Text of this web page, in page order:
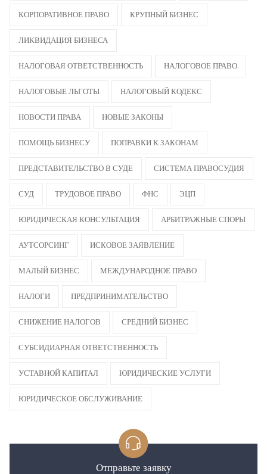
КОРПОРАТИВНОЕ ПРАВО КРУПНЫЙ БИЗНЕС
ЛИКВИДАЦИЯ БИЗНЕСА
НАЛОГОВАЯ ОТВЕТСТВЕННОСТЬ НАЛОГОВОЕ ПРАВО
НАЛОГОВЫЕ ЛЬГОТЫ НАЛОГОВЫЙ КОДЕКС
НОВОСТИ ПРАВА НОВЫЕ ЗАКОНЫ
ПОМОЩЬ БИЗНЕСУ ПОПРАВКИ К ЗАКОНАМ
ПРЕДСТАВИТЕЛЬСТВО В СУДЕ СИСТЕМА ПРАВОСУДИЯ
СУД ТРУДОВОЕ ПРАВО ФНС ЭЦП
ЮРИДИЧЕСКАЯ КОНСУЛЬТАЦИЯ АРБИТРАЖНЫЕ СПОРЫ
АУТСОРСИНГ ИСКОВОЕ ЗАЯВЛЕНИЕ
МАЛЫЙ БИЗНЕС МЕЖДУНАРОДНОЕ ПРАВО
НАЛОГИ ПРЕДПРИНИМАТЕЛЬСТВО
СНИЖЕНИЕ НАЛОГОВ СРЕДНИЙ БИЗНЕС
СУБСИДИАРНАЯ ОТВЕТСТВЕННОСТЬ
УСТАВНОЙ КАПИТАЛ ЮРИДИЧЕСКИЕ УСЛУГИ
ЮРИДИЧЕСКОЕ ОБСЛУЖИВАНИЕ
Отправьте заявку